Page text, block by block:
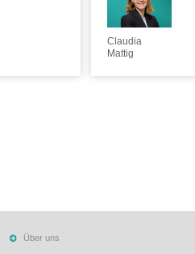
Claudia
Mattig
Über uns